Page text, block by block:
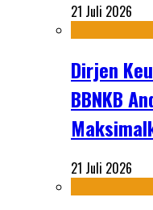
21 Juli 2026
Dirjen
BBNKB
21 Juli 2026